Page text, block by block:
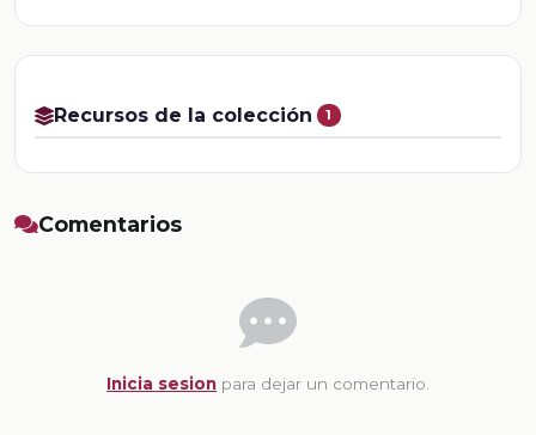
Recursos de la colección 1
Comentarios
Inicia sesion para dejar un comentario.